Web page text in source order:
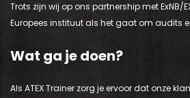
Trots zijn wij op ons partnership met ExNB/
Europees instituut als het gaat om audits
Wat ga je doen?
Als ATEX Trainer zorg je ervoor dat onze